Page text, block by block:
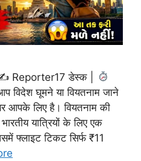
✍ Reporter17 डेस्क |
विदेश घूमने या वियतनाम जाने
आपके लिए है। वियतनाम की
यात्रियों के लिए एक
फ्लाइट टिकट सिर्फ ₹11